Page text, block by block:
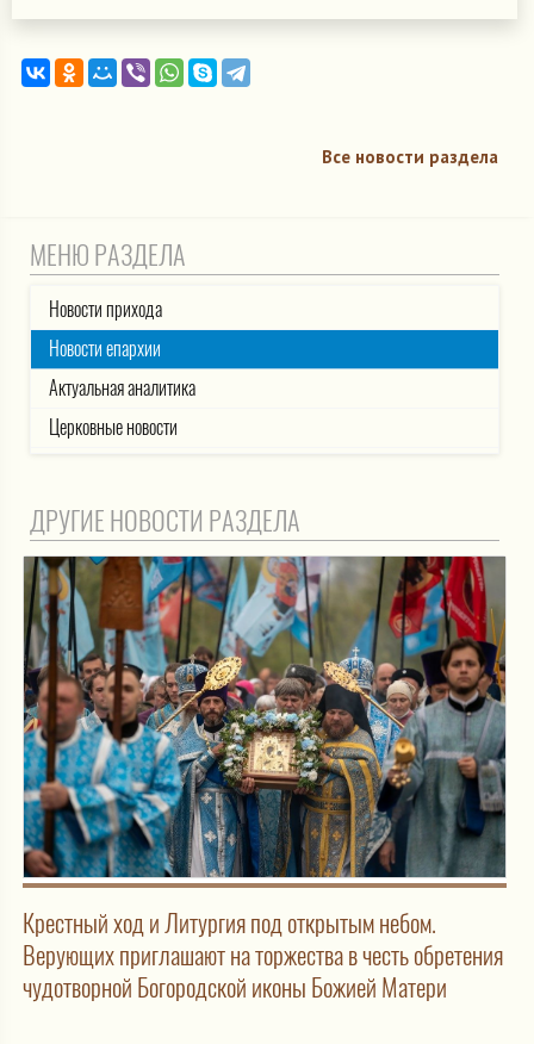
Все новости раздела
МЕНЮ РАЗДЕЛА
Новости прихода
Новости епархии
Актуальная аналитика
Церковные новости
ДРУГИЕ НОВОСТИ РАЗДЕЛА
Крестный ход и Литургия под открытым небом.
Верующих приглашают на торжества в честь обретения
чудотворной Богородской иконы Божией Матери